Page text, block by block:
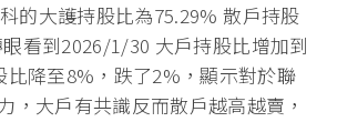
的大護持股比為75.29% 散戶持股
看到2026/1/30 大戶持股比增加到
比降至8%，跌了2%，顯示對於聯
，大戶有共識反而散戶越高越賣，